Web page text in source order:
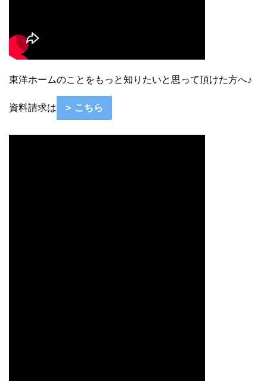
東洋ホームのことをもっと知りたいと思って頂けた方へ♪
資料請求は こちら